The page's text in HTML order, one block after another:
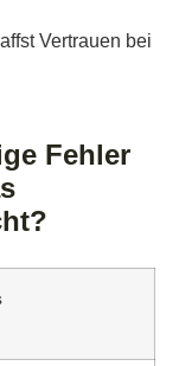
Vertrauen bei
Fehler